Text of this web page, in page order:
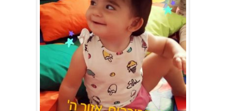
משפחתון ופעוטון ילנה במערב ראשון לציון